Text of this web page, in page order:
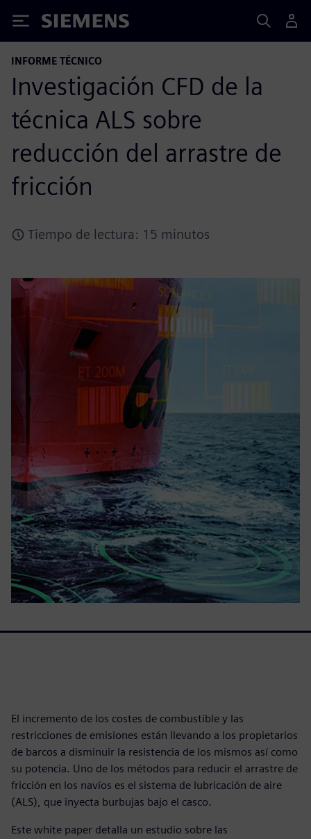
Siemens
INFORME TÉCNICO
Investigación CFD de la
técnica ALS sobre
reducción del arrastre de
fricción
Tiempo de lectura: 15 minutos
El incremento de los costes de combustible y las
restricciones de emisiones están llevando a los propietarios
de barcos a disminuir la resistencia de los mismos así como
su potencia. Uno de los métodos para reducir el arrastre de
fricción en los navíos es el sistema de lubricación de aire
(ALS), que inyecta burbujas bajo el casco.
Este white paper detalla un estudio sobre las